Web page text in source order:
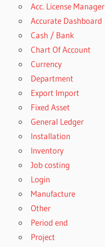
Acc. License Manager
Accurate Dashboard
Cash / Bank
Chart Of Account
Currency
Department
Export Import
Fixed Asset
General Ledger
Installation
Inventory
Job costing
Login
Manufacture
Other
Period end
Project